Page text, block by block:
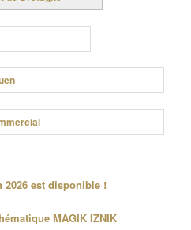
2026 est disponible !
MAGIK IZNIK